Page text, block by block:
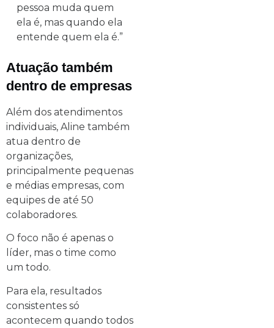
pessoa muda quem
ela é, mas quando ela
entende quem ela é.”
Atuação também
dentro de empresas
Além dos atendimentos
individuais, Aline também
atua dentro de
organizações,
principalmente pequenas
e médias empresas, com
equipes de até 50
colaboradores.
O foco não é apenas o
líder, mas o time como
um todo.
Para ela, resultados
consistentes só
acontecem quando todos